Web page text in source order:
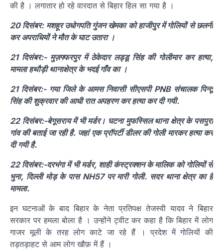
की है । लगातार हो रहे वारदात से बिहार हिल सा गया है ।
20 दिसंबर: मशहूर उधोगपति गुंजन खेमका को हाजीपुर में गोलियों से छलनी
कर अपराधियों ने मौत के घाट उतारा ।
21 दिसंबर:- मुज़फ्फरपुर में ठेकेदार लड्डू सिंह की गोलीमार कर हत्या,
मामला हथौड़ी थानाक्षेत्र के भदई गाँव का ।
21 दिसंबर:- गया जिले के आमस निवासी सीएसपी PNB संचालक पिन्टू
सिंह की शुक्रवार की आधी रात अपहरण कर हत्या कर दी गयी.
22 दिसंबर:-बेगूसराय में भी मर्डर। घटना मुफस्सिल थाना क्षेत्र के पसपुरा
गांव की बताई जा रही है. जहां एक प्रॉपर्टी डीलर की गोली मारकर हत्या कर
दी गयी है.
22 दिसंबर:-दरभंगा में भी मर्डर, शाही कंस्ट्रक्शन के मालिक को गोलियों से
भुना, दिल्ली मोड़ के पास NH57 पर मारी गोली. सदर थाना क्षेत्र का है
मामला.
इन घटनाओं के बाद बिहार के नेता प्रतिपक्ष तेजस्वी यादव ने बिहार
सरकार पर हमला बोला है । उन्होंने ट्वीट कर कहा है कि बिहार में लोग
गाजर मूली के तरह लोग काटे जा रहे हैं । प्रदेश में गोलियों की
तड़तड़ाहट से आम लोग खौफ़ में हैं ।